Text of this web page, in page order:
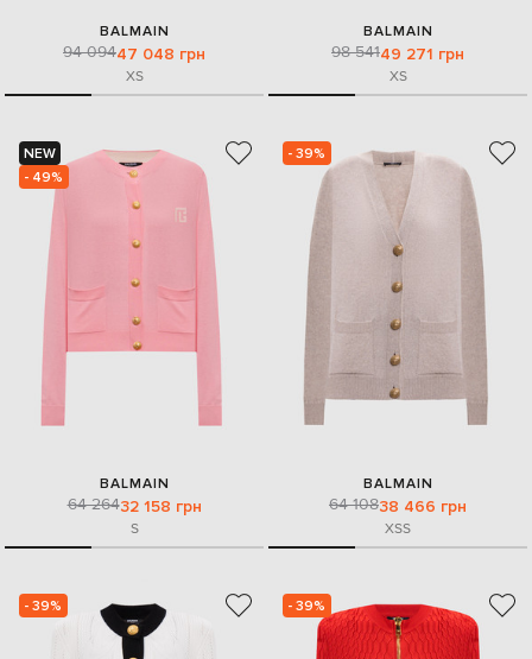
BALMAIN
94 09447 048 грн
XS
BALMAIN
98 54149 271 грн
XS
NEW
- 49%
BALMAIN
64 26432 158 грн
S
- 39%
BALMAIN
64 10838 466 грн
XSS
- 39% - 39%